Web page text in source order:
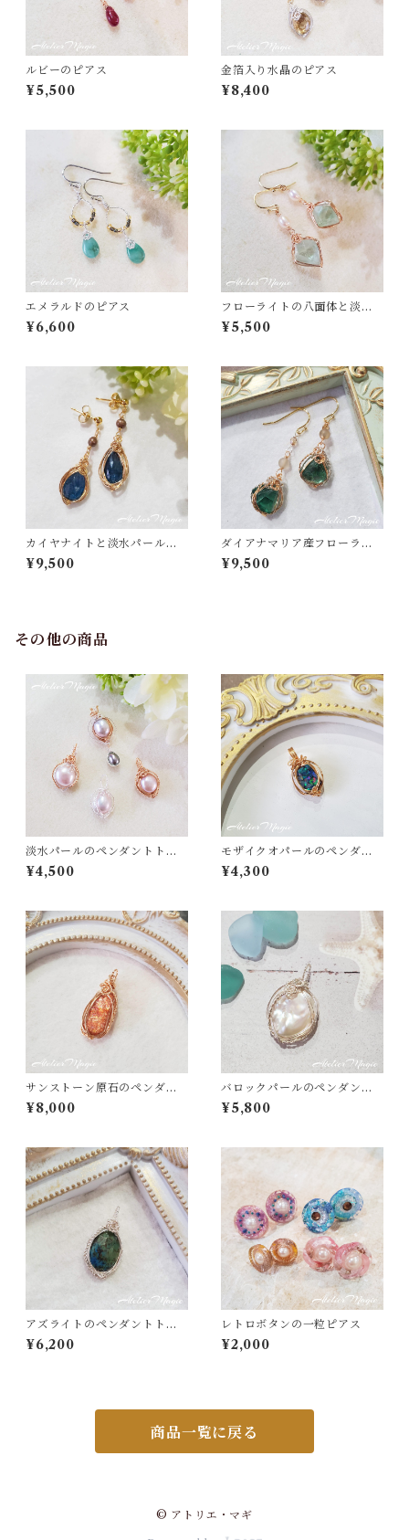
ルビーのピアス
¥5,500
金箔入り水晶のピアス
¥8,400
エメラルドのピアス
¥6,600
フローライトの八面体と淡水
パールのピアス
¥5,500
カイヤナイトと淡水パールの
ピアス（14kgf）
¥9,500
ダイアナマリア産フローライ
トとフロストグレーオニキス
のピアス
¥9,500
その他の商品
淡水パールのペンダントトッ
プ
¥4,500
モザイクオパールのペンダン
トトップ
¥4,300
サンストーン原石のペンダン
トトップ（リバーシブル）
¥8,000
バロックパールのペンダント
トップ（リバーシブル）
¥5,800
アズライトのペンダントトッ
プ（リバーシブル）
¥6,200
レトロボタンの一粒ピアス
¥2,000
商品一覧に戻る
© アトリエ・マギ